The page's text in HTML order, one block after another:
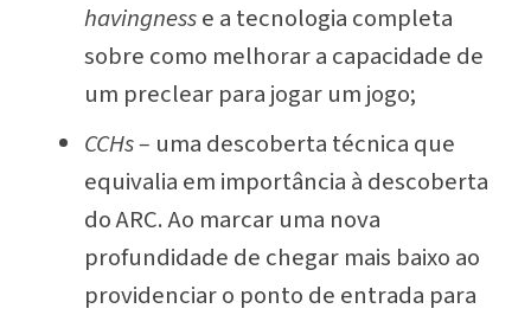
havingnesse a tecnologia completa
sobre como melhorar a capacidade de
um preclear para jogar um jogo;
CCHs– uma descoberta técnica que
equivalia em importância à descoberta
do ARC. Ao marcar uma nova
profundidade de chegar mais baixo ao
providenciar o ponto de entrada para